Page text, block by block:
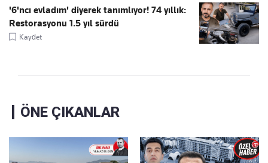
'6'ncı evladım' diyerek tanımlıyor! 74 yıllık:
Restorasyonu 1.5 yıl sürdü
Kaydet
ÖNE ÇIKANLAR